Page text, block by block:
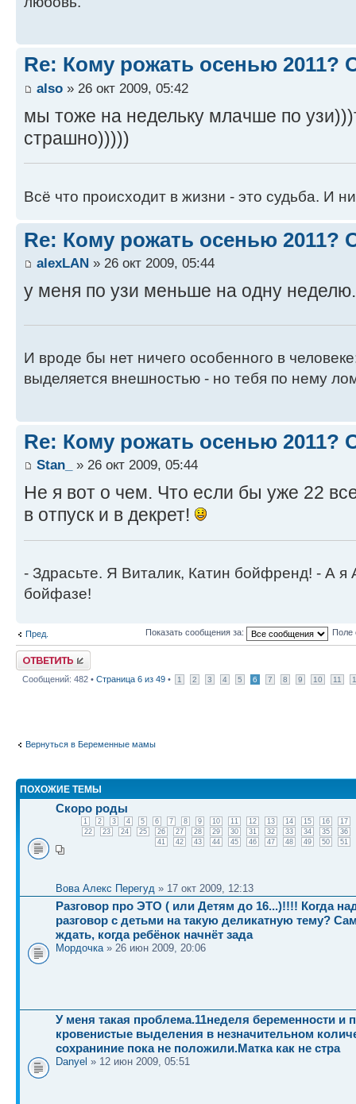
Re: Кому рожать осенью 2011?
also » 26 окт 2009, 05:42
мы тоже на недельку млачше по
страшно)))))
Всё что происходит в жизни - это судьба. И
Re: Кому рожать осенью 2011?
alexLAN » 26 окт 2009, 05:44
у меня по узи меньше на одну
И вроде бы нет ничего особенного в
выделяется внешностью - но тебя по нему
Re: Кому рожать осенью 2011?
Stan_ » 26 окт 2009, 05:44
Не я вот о чем. Что если бы уже 22
в отпуск и в декрет!
- Здрасьте. Я Виталик, Катин бойфренд! - А я
бойфазе!
Пред. Показать сообщения за: Поле
Ответить
Сообщений: 482 • Страница 6 из 49 • 1 2 3 4 5 6 7 8 9 10 11
Вернуться в Беременные мамы
ПОХОЖИЕ ТЕМЫ
Скоро роды
1 2 3 4 5 6 7 8 9 10 11 12 13 14 15 16
17
22
23 24 25 26 27 28 29 30 31 32 33 34 35
36
41
42 43 44 45 46 47 48 49 50 51
Вова Алекс Перегуд » 17 окт 2009, 12:13
Разговор про ЭТО ( или Детям до 16...)!!!! Когда
разговор с детьми на такую деликатную тему?
ждать, когда ребёнок начнёт зада
Мордочка » 26 июн 2009, 20:06
У меня такая проблема.11неделя беременности и
кровенистые выделения в незначительном
сохраниние пока не положили.Матка как не стра
Danyel » 12 июн 2009, 05:51